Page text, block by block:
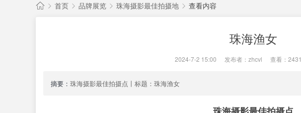
首页 品牌展览 珠海摄影最佳拍摄地 查看内容
珠海渔女
2024-7-2 15:00 发布者： zhcvl 查看： 2431
摘要： 珠海摄影最佳拍摄点丨标题：珠海渔女